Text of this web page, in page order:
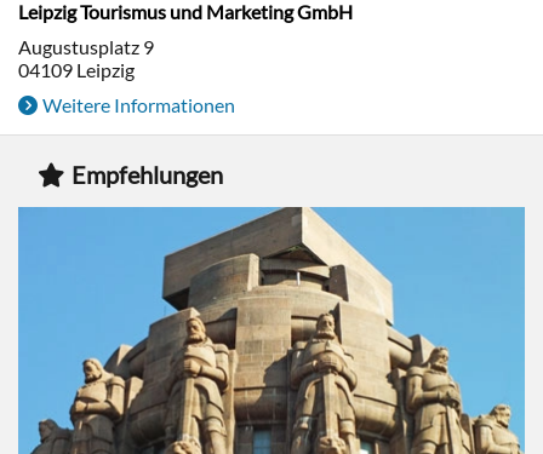
Leipzig Tourismus und Marketing GmbH
Augustusplatz 9
04109 Leipzig
Weitere Informationen
Empfehlungen